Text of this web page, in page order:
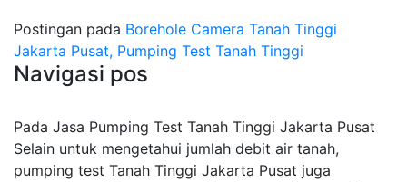
Postingan pada Borehole Camera Tanah Tinggi
Jakarta Pusat, Pumping Test Tanah Tinggi
Navigasi pos
Pada Jasa Pumping Test Tanah Tinggi Jakarta Pusat
Selain untuk mengetahui jumlah debit air tanah,
pumping test Tanah Tinggi Jakarta Pusat juga